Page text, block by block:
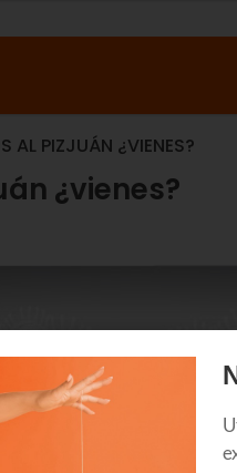
AL PIZJUÁN ¿VIENES?
¿vienes?